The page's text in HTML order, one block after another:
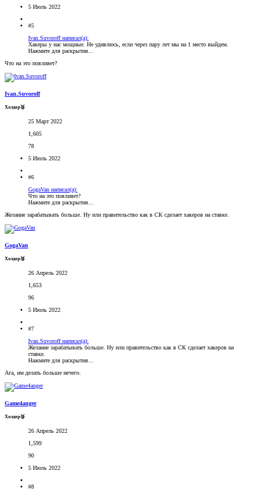
5 Июль 2022
#5
Ivan.Suvoroff написал(а):
Хакеры у нас мощные. Не удивлюсь, если через пару лет мы на 1 место выйдем.
Нажмите для раскрытия...
Что на это повлияет?
Ivan.Suvoroff
Холдер🥉
25 Март 2022
1,605
78
5 Июль 2022
#6
GogaVan написал(а):
Что на это повлияет?
Нажмите для раскрытия...
Желание зарабатывать больше. Ну или правительство как в СК сделает хакеров на ставке.
GogaVan
Холдер🥉
26 Апрель 2022
1,653
96
5 Июль 2022
#7
Ivan.Suvoroff написал(а):
Желание зарабатывать больше. Ну или правительство как в СК сделает хакеров на
ставке.
Нажмите для раскрытия...
Ага, им делать больше нечего.
Game4anger
Холдер🥉
26 Апрель 2022
1,599
90
5 Июль 2022
#8